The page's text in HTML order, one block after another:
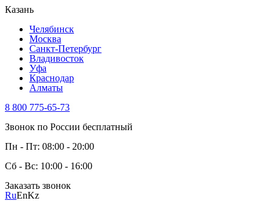
Казань
Челябинск
Москва
Санкт-Петербург
Владивосток
Уфа
Краснодар
Алматы
8 800 775-65-73
Звонок по России бесплатный
Пн - Пт: 08:00 - 20:00
Сб - Вс: 10:00 - 16:00
Заказать звонок
RuEnKz